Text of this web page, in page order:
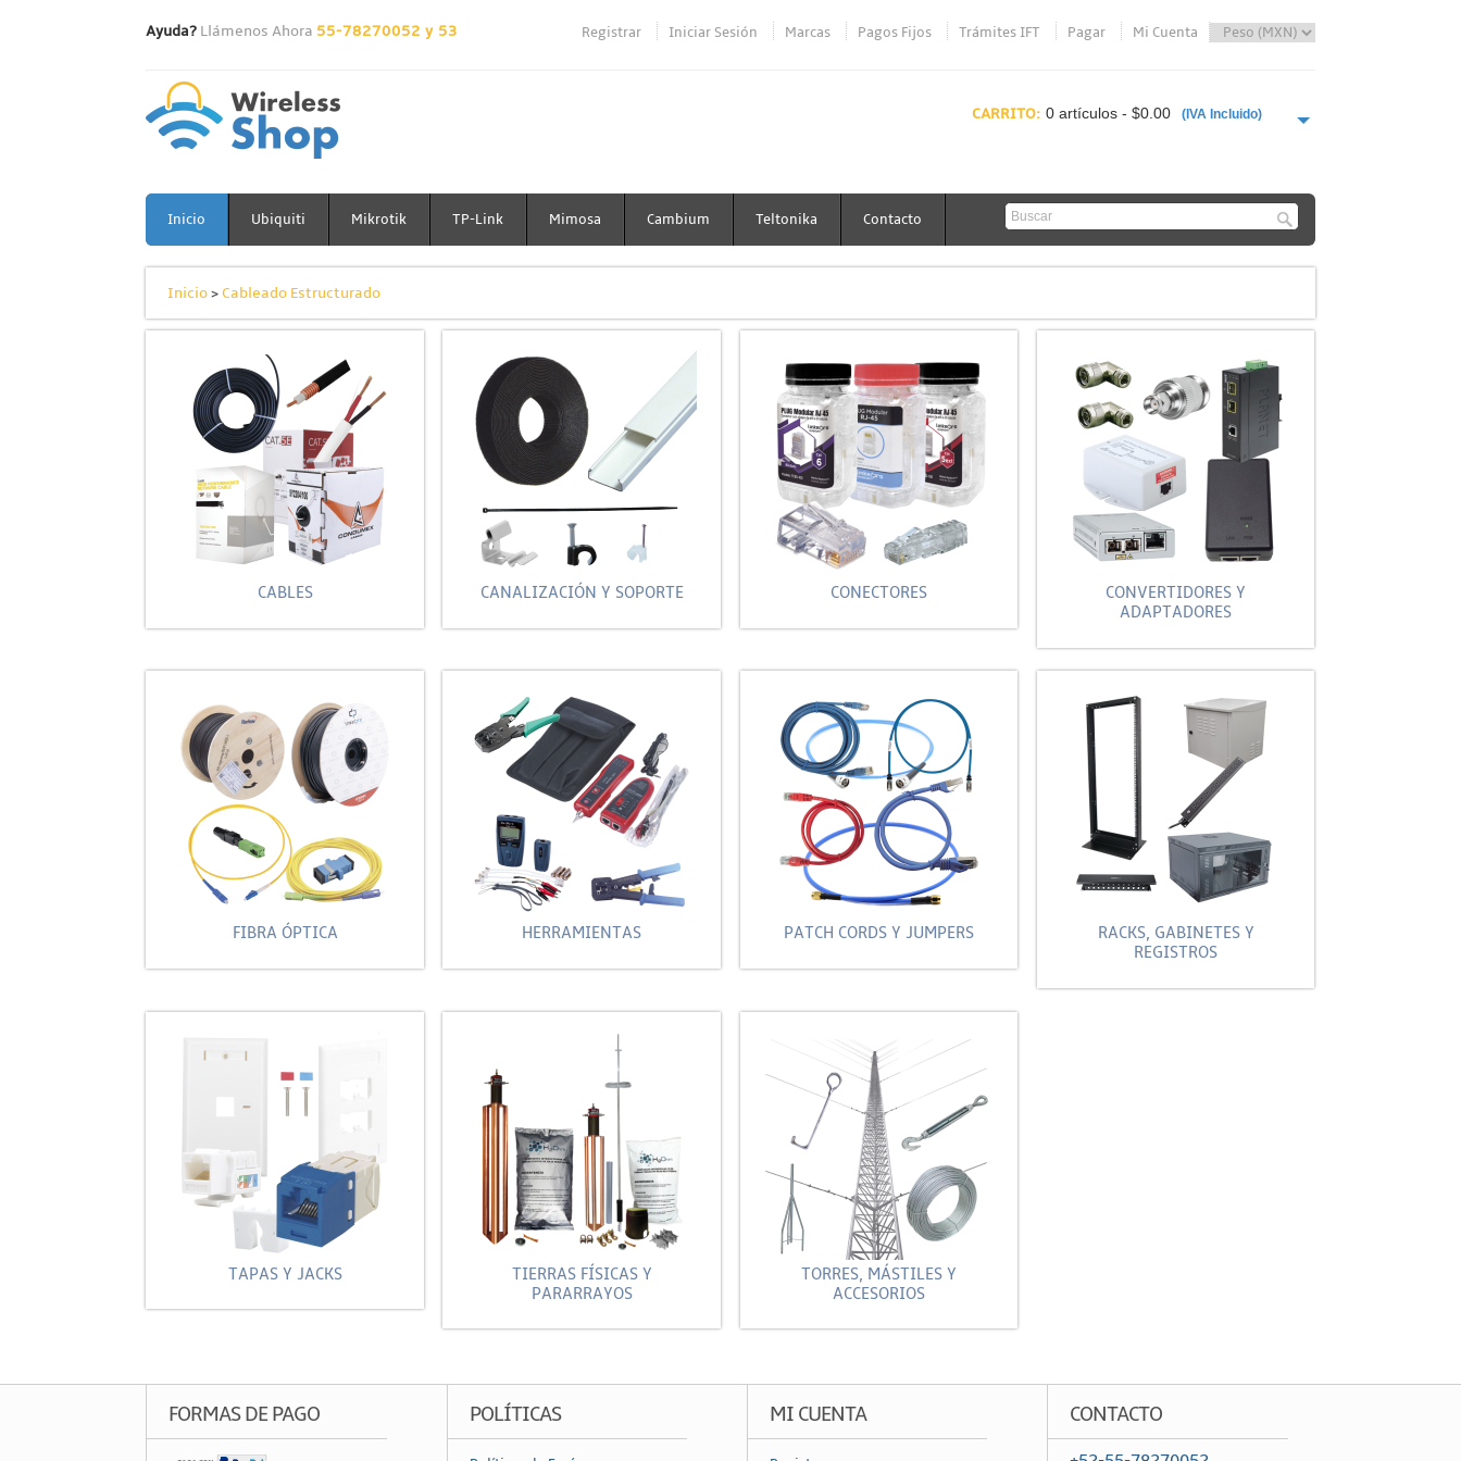
Ayuda? Llámenos Ahora 55-78270052 y 53 Registrar Iniciar Sesión Marcas Pagos Fijos Trámites IFT Pagar Mi Cuenta
CARRITO: 0 artículos - $0.00 (IVA Incluido)
Inicio Ubiquiti Mikrotik TP-Link Mimosa Cambium Teltonika Contacto
Inicio>Cableado Estructurado
CABLES CANALIZACIÓN Y SOPORTE CONECTORES
CONVERTIDORES Y
ADAPTADORES
FIBRA ÓPTICA HERRAMIENTAS PATCH CORDS Y JUMPERS
RACKS, GABINETES Y
REGISTROS
TAPAS Y JACKS
TIERRAS FÍSICAS Y
PARARRAYOS
TORRES, MÁSTILES Y
ACCESORIOS
FORMAS DE PAGO POLÍTICAS MI CUENTA CONTACTO